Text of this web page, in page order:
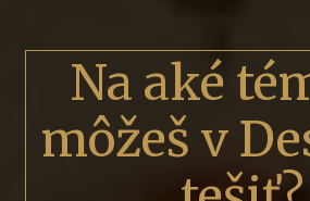
Na aké
môžeš v